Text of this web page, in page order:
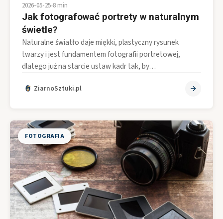
2026-05-25•8 min
Jak fotografować portrety w naturalnym
świetle?
Naturalne światło daje miękki, plastyczny rysunek
twarzy i jest fundamentem fotografii portretowej,
dlatego już na starcie ustaw kadr tak, by…
ZiarnoSztuki.pl
FOTOGRAFIA